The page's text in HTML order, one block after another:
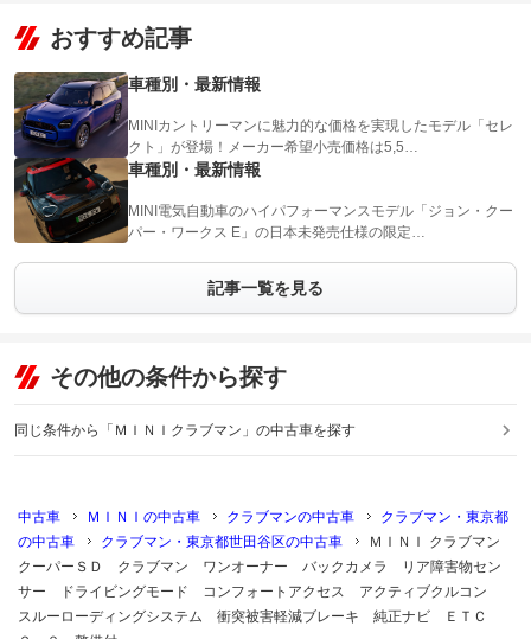
おすすめ記事
車種別・最新情報
MINIカントリーマンに魅力的な価格を実現したモデル「セレ
クト」が登場！メーカー希望小売価格は5,5…
車種別・最新情報
MINI電気自動車のハイパフォーマンスモデル「ジョン・クー
パー・ワークス E」の日本未発売仕様の限定…
記事一覧を見る
その他の条件から探す
同じ条件から「ＭＩＮＩクラブマン」の中古車を探す
中古車 ＭＩＮＩの中古車 クラブマンの中古車
クラブマン・東京都
の中古車
クラブマン・東京都世田谷区の中古車
ＭＩＮＩ クラブマン
クーパーＳＤ クラブマン ワンオーナー バックカメラ リア障害物セン
サー ドライビングモード コンフォートアクセス アクティブクルコン
スルーローディングシステム 衝突被害軽減ブレーキ 純正ナビ ＥＴＣ